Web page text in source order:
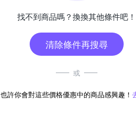
找不到商品嗎？換換其他條件吧！
清除條件再搜尋
或
也許你會對這些價格優惠中的商品感興趣！